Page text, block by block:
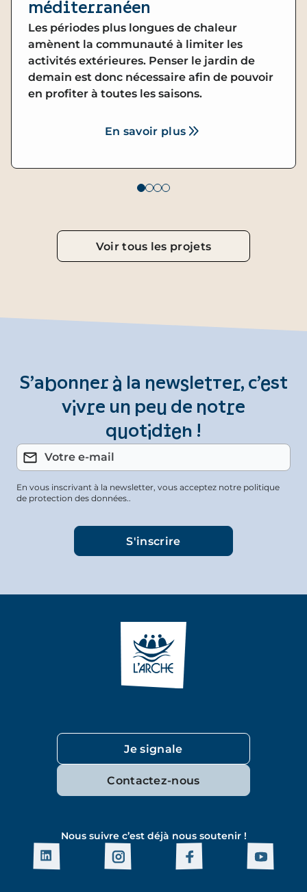
méditerranéen
Les périodes plus longues de chaleur
amènent la communauté à limiter les
activités extérieures. Penser le jardin de
demain est donc nécessaire afin de pouvoir
en profiter à toutes les saisons.
En savoir plus
Voir tous les projets
S’abonner à la newsletter, c’est
vivre un peu de notre
quotidien !
En vous inscrivant à la newsletter, vous acceptez notre politique
de protection des données..
Je signale
Contactez-nous
Nous suivre c’est déjà nous soutenir !